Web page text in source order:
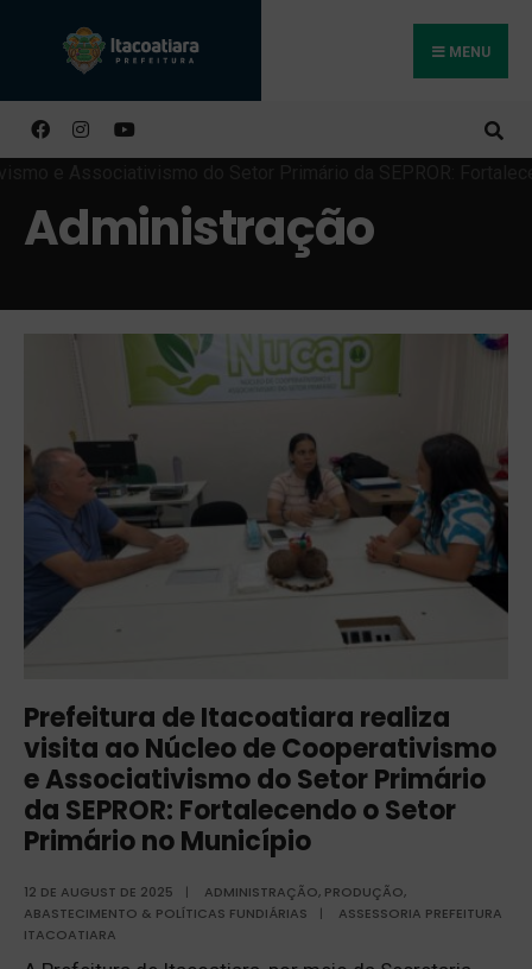
MENU
Administração
Prefeitura de Itacoatiara realiza
visita ao Núcleo de Cooperativismo
e Associativismo do Setor Primário
da SEPROR: Fortalecendo o Setor
Primário no Município
12 DE AUGUST DE 2025 | ADMINISTRAÇÃO, PRODUÇÃO,
ABASTECIMENTO & POLÍTICAS FUNDIÁRIAS
|
ASSESSORIA PREFEITURA
ITACOATIARA
Buscar